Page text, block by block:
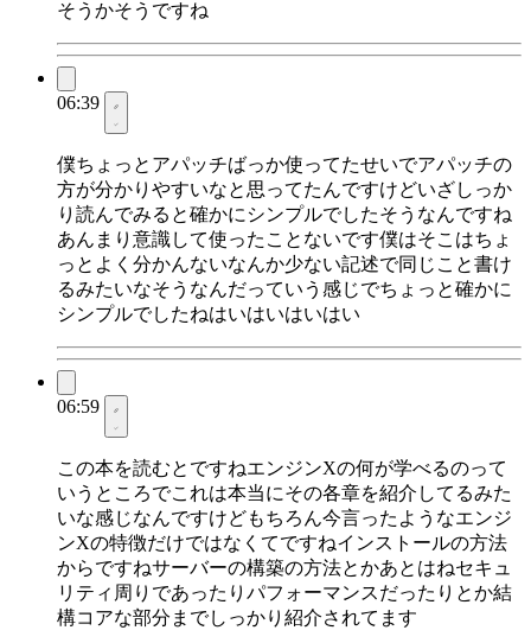
そうかそうですね
06:39
僕ちょっとアパッチばっか使ってたせいでアパッチの
方が分かりやすいなと思ってたんですけどいざしっか
り読んでみると確かにシンプルでしたそうなんですね
あんまり意識して使ったことないです僕はそこはちょ
っとよく分かんないなんか少ない記述で同じこと書け
るみたいなそうなんだっていう感じでちょっと確かに
シンプルでしたねはいはいはいはい
06:59
この本を読むとですねエンジンXの何が学べるのって
いうところでこれは本当にその各章を紹介してるみた
いな感じなんですけどもちろん今言ったようなエンジ
ンXの特徴だけではなくてですねインストールの方法
からですねサーバーの構築の方法とかあとはねセキュ
リティ周りであったりパフォーマンスだったりとか結
構コアな部分までしっかり紹介されてます